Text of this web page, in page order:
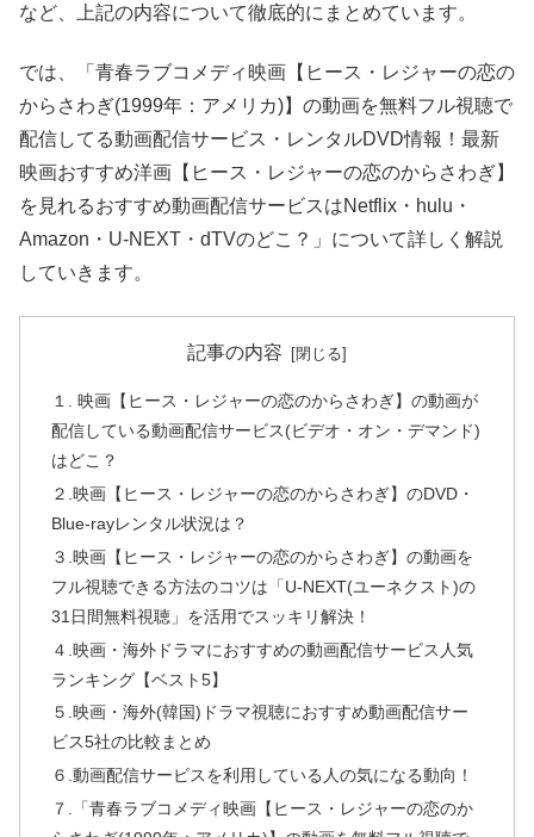
など、上記の内容について徹底的にまとめています。
では、「青春ラブコメディ映画【ヒース・レジャーの恋の
からさわぎ(1999年：アメリカ)】の動画を無料フル視聴で
配信してる動画配信サービス・レンタルDVD情報！最新
映画おすすめ洋画【ヒース・レジャーの恋のからさわぎ】
を見れるおすすめ動画配信サービスはNetflix・hulu・
Amazon・U-NEXT・dTVのどこ？」について詳しく解説
していきます。
記事の内容
１. 映画【ヒース・レジャーの恋のからさわぎ】の動画が
配信している動画配信サービス(ビデオ・オン・デマンド)
はどこ？
２.映画【ヒース・レジャーの恋のからさわぎ】のDVD・
Blue-rayレンタル状況は？
３.映画【ヒース・レジャーの恋のからさわぎ】の動画を
フル視聴できる方法のコツは「U-NEXT(ユーネクスト)の
31日間無料視聴」を活用でスッキリ解決！
４.映画・海外ドラマにおすすめの動画配信サービス人気
ランキング【ベスト5】
５.映画・海外(韓国)ドラマ視聴におすすめ動画配信サー
ビス5社の比較まとめ
６.動画配信サービスを利用している人の気になる動向！
７.「青春ラブコメディ映画【ヒース・レジャーの恋のか